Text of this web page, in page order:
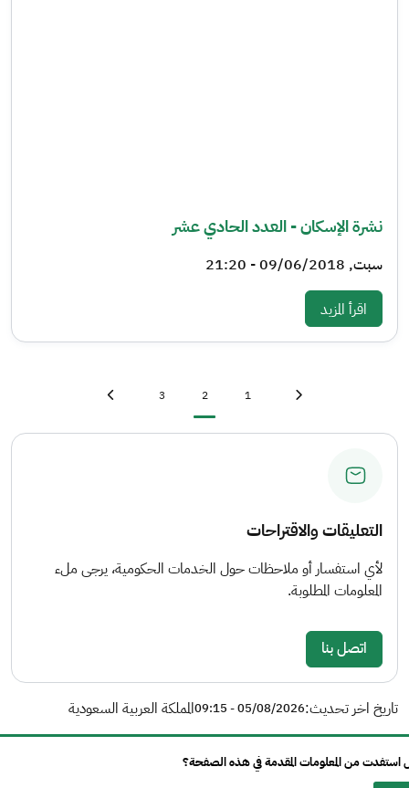
نشرة الإسكان - العدد الحادي عشر
سبت, 09/06/2018 - 21:20
اقرأ المزيد: نشرة الإسكان - العدد الحادي عشر
First page
Page
1
Current page
2
Page
3
التعليقات والاقتراحات
لأي استفسار أو ملاحظات حول الخدمات الحكومية، يرجى ملء
المعلومات المطلوبة.
اتصل بنا
تاريخ اخر تحديث:05/08/2026 - 09:15 المملكة العربية السعودية
استفدت من المعلومات المقدمة في هذه الصفحة؟